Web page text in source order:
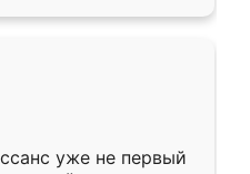
уже не первый